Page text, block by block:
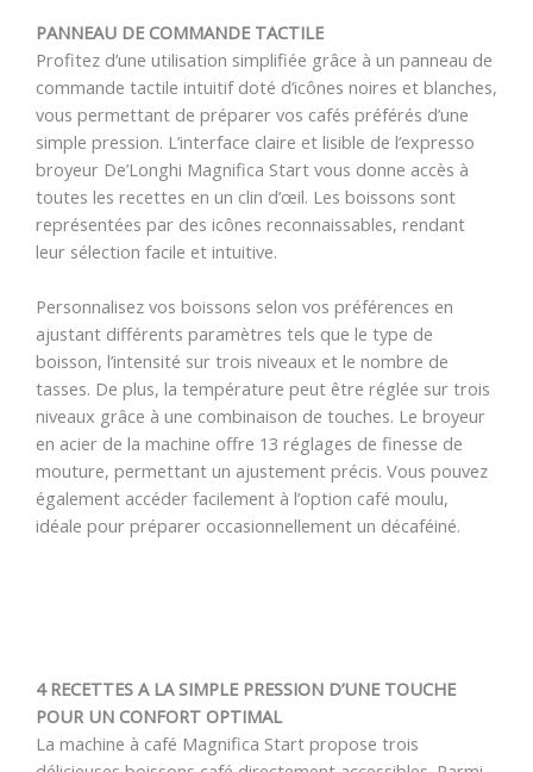
PANNEAU DE COMMANDE TACTILE
Profitez d’une utilisation simplifiée grâce à un panneau de
commande tactile intuitif doté d’icônes noires et blanches,
vous permettant de préparer vos cafés préférés d’une
simple pression. L’interface claire et lisible de l’expresso
broyeur De’Longhi Magnifica Start vous donne accès à
toutes les recettes en un clin d’œil. Les boissons sont
représentées par des icônes reconnaissables, rendant
leur sélection facile et intuitive.
Personnalisez vos boissons selon vos préférences en
ajustant différents paramètres tels que le type de
boisson, l’intensité sur trois niveaux et le nombre de
tasses. De plus, la température peut être réglée sur trois
niveaux grâce à une combinaison de touches. Le broyeur
en acier de la machine offre 13 réglages de finesse de
mouture, permettant un ajustement précis. Vous pouvez
également accéder facilement à l’option café moulu,
idéale pour préparer occasionnellement un décaféiné.
4 RECETTES A LA SIMPLE PRESSION D’UNE TOUCHE
POUR UN CONFORT OPTIMAL
La machine à café Magnifica Start propose trois